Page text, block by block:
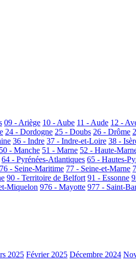
09 - Ariège 10 - Aube 11 - Aude 12 -
24 - Dordogne 25 - Doubs 26 - Drôme
36 - Indre 37 - Indre-et-Loire 38 -
50 - Manche 51 - Marne 52 - Haute-
64 - Pyrénées-Atlantiques 65 - Hautes-
76 - Seine-Maritime 77 - Seine-et-Marne
90 - Territoire de Belfort 91 - Essonne
Miquelon 976 - Mayotte 977 - Saint-
2025 Février 2025 Décembre 2024